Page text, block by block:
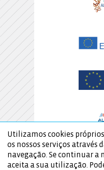
Utilizamos cookies
os nossos serviços através
navegação. Se continuar a
aceita a sua utilização.